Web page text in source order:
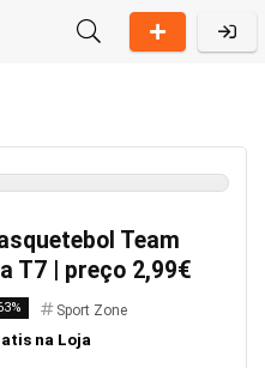
Team
T7 | preço 2,99€
Sport Zone
na Loja